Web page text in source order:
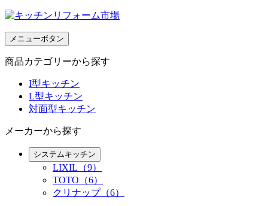
メニューボタン
商品カテゴリーから探す
I型キッチン
L型キッチン
対面型キッチン
メーカーから探す
システムキッチン
LIXIL（9）
TOTO（6）
クリナップ（6）